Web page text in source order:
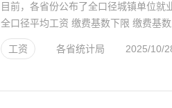
目前，各省份公布了全口径城镇单位
全口径平均工资 缴费基数下限 缴费基
北 6678 400...
工资
各省统计局 2025/10/